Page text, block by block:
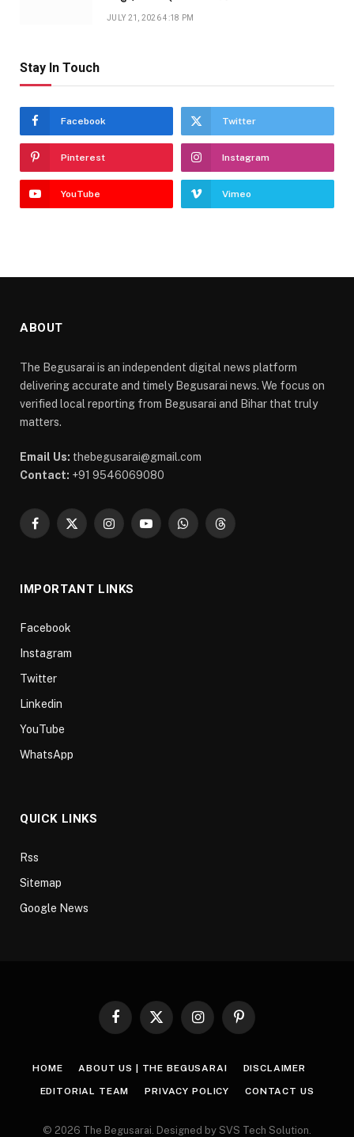
JULY 21, 2026 4:18 PM
Stay In Touch
Facebook Twitter
Pinterest Instagram
YouTube Vimeo
ABOUT
The Begusarai is an independent digital news platform
delivering accurate and timely Begusarai news. We focus on
verified local reporting from Begusarai and Bihar that truly
matters.
Email Us: thebegusarai@gmail.com
Contact: +91 9546069080
Facebook
X
InstagramYouTubeWhatsAppThreads
IMPORTANT LINKS
Facebook
Instagram
Twitter
Linkedin
YouTube
WhatsApp
QUICK LINKS
Rss
Sitemap
Google News
Facebook
X
InstagramPinterest
HOME ABOUT US | THE BEGUSARAI DISCLAIMER
EDITORIAL TEAM PRIVACY POLICY CONTACT US
© 2026 The Begusarai. Designed by SVS Tech Solution.